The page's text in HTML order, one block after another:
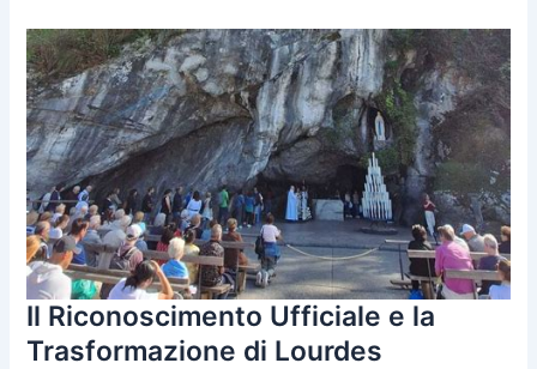
Il Riconoscimento Ufficiale e la
Trasformazione di Lourdes